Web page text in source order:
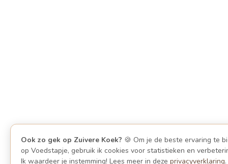
Ook zo gek op Zuivere Koek? 🍪 Om je de beste ervaring te
op Voedstapje, gebruik ik cookies voor statistieken en
Ik waardeer je instemming! Lees meer in deze privacyverklaring.